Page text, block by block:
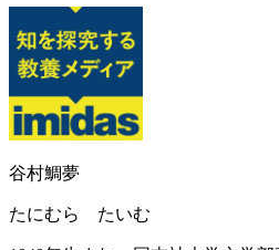
谷村鯛夢
たにむら たいむ